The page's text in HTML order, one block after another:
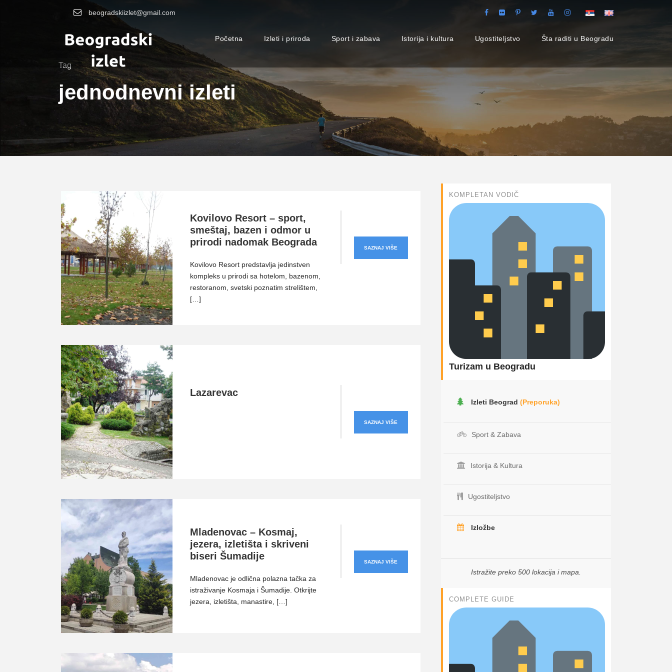
beogradskiizlet@gmail.com
Početna Izleti i priroda Sport i zabava Istorija i kultura Ugostiteljstvo Šta raditi u Beogradu
Tag
jednodnevni izleti
Kovilovo Resort – sport,
smeštaj, bazen i odmor u
prirodi nadomak Beograda
Kovilovo Resort predstavlja jedinstven
kompleks u prirodi sa hotelom, bazenom,
restoranom, svetski poznatim strelištem,
[…]
SAZNAJ VIŠE
Lazarevac
SAZNAJ VIŠE
Mladenovac – Kosmaj,
jezera, izletišta i skriveni
biseri Šumadije
Mladenovac je odlična polazna tačka za
istraživanje Kosmaja i Šumadije. Otkrijte
jezera, izletišta, manastire, […]
SAZNAJ VIŠE
KOMPLETAN VODIČ
Turizam u Beogradu
Izleti Beograd (Preporuka)
Sport & Zabava
Istorija & Kultura
Ugostiteljstvo
Izložbe
Istražite preko 500 lokacija i mapa.
COMPLETE GUIDE